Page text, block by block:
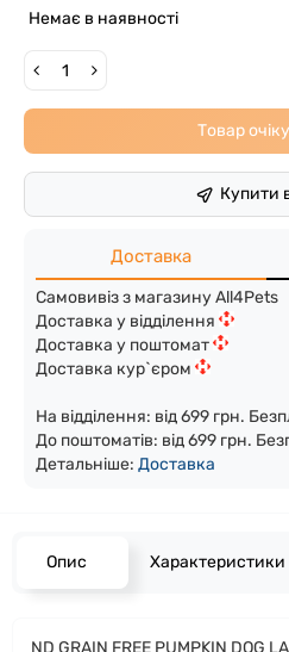
Немає в наявності
Товар
Доставка
Самовивіз з магазину All4Pets
Доставка у відділення
Доставка у поштомат
Доставка кур`єром
На відділення: від 699 грн.
До поштоматів: від 699 грн.
Детальніше: Доставка
Опис Характеристики
ND GRAIN FREE PUMPKIN DOG